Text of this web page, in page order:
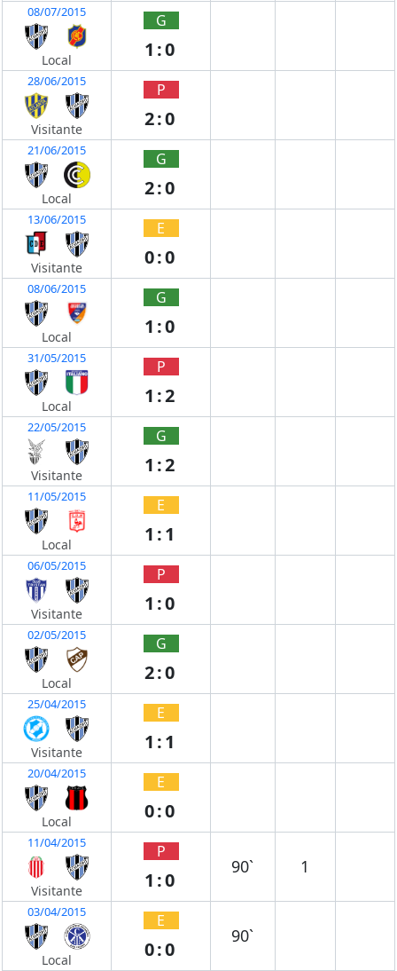
08/07/2015
Local
G
1:0
28/06/2015
Visitante
P
2:0
21/06/2015
Local
G
2:0
13/06/2015
Visitante
E
0:0
08/06/2015
Local
G
1:0
31/05/2015
Local
P
1:2
22/05/2015
Visitante
G
1:2
11/05/2015
Local
E
1:1
06/05/2015
Visitante
P
1:0
02/05/2015
Local
G
2:0
25/04/2015
Visitante
E
1:1
20/04/2015
Local
E
0:0
11/04/2015
Visitante
P
1:0
90` 1
03/04/2015
Local
E
0:0
90`